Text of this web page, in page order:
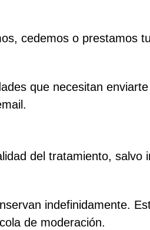
cedemos o prestamos
que necesitan
del tratamiento,
indefinidamente.
de moderación.